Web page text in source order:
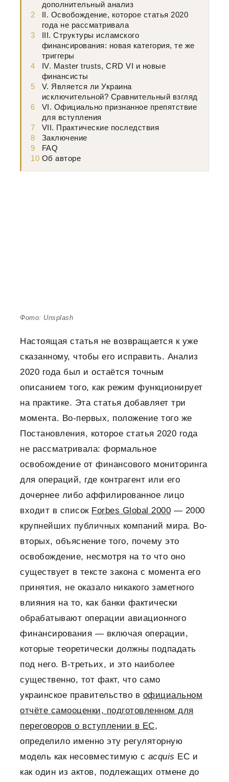
дополнительный анализ
2
II. Освобождение, которое статья 2020
года не рассматривала
3
III. Структуры исламского
финансирования: новая категория, те же
триггеры
4
IV. Master trusts, CRD VI и новые
финансисты
5
V. Является ли Украина
исключительной? Сравнительный взгляд
6
VI. Официально признанное препятствие
для вступления
7
VII. Практические последствия
8
Заключение
9
FAQ
10 Об авторе
Фото: Unsplash
Настоящая статья не возвращается к уже
сказанному, чтобы его исправить. Анализ
2020 года был и остаётся точным
описанием того, как режим функционирует
на практике. Эта статья добавляет три
момента. Во-первых, положение того же
Постановления, которое статья 2020 года
не рассматривала: формальное
освобождение от финансового мониторинга
для операций, где контрагент или его
дочернее либо аффилированное лицо
входит в список Forbes Global 2000 — 2000
крупнейших публичных компаний мира. Во-
вторых, объяснение того, почему это
освобождение, несмотря на то что оно
существует в тексте закона с момента его
принятия, не оказало никакого заметного
влияния на то, как банки фактически
обрабатывают операции авиационного
финансирования — включая операции,
которые теоретически должны подпадать
под него. В-третьих, и это наиболее
существенно, тот факт, что само
украинское правительство в официальном
отчёте самооценки, подготовленном для
переговоров о вступлении в ЕС,
определило именно эту регуляторную
модель как несовместимую с acquis ЕС и
как один из актов, подлежащих отмене до